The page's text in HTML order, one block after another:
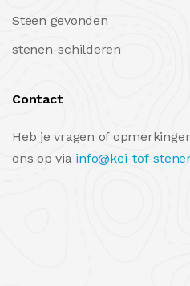
Steen gevonden
stenen-schilderen
Contact
Heb je vragen of
ons op via info@kei-tof-